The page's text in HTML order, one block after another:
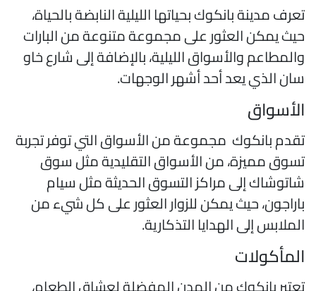
مدينة بانكوك بحياتها الليلية النابضة بالحياة،
يمكن العثور على مجموعة متنوعة من البارات
والأسواق الليلية، بالإضافة إلى شارع خاو
الذي يعد أحد أشهر الوجهات.
بانكوك مجموعة من الأسواق التي توفر تجربة
مميزة، من الأسواق التقليدية مثل سوق
إلى مراكز التسوق الحديثة مثل سيام
حيث يمكن للزوار العثور على كل شيء من
إلى الهدايا التذكارية.